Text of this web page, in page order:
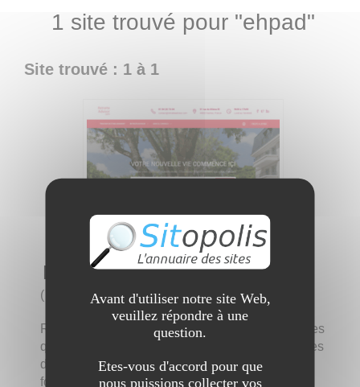
1 site trouvé pour "ehpad"
Site trouvé : 1 à 1
RetraiteAdvisor.com
( )
RetraiteAdvisor est un site qui permet aux familles
qui recherchent un établissement de comparer les
différentes maisons de retraite ouEHPAD
fonction des notes, des avis et des témoignages
Avant d'utiliser notre site Web,
veuillez répondre à une
question.
Etes-vous d'accord pour que
nous puissions collecter vos